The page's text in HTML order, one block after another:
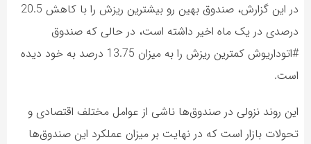
در این گزارش، صندوق بهین رو بیشترین ریزش را با کاهش 20.5
درصدی در یک ماه اخیر داشته است، در حالی که صندوق
#اتوداریوش کمترین ریزش را به میزان 13.75 درصد به خود دیده
است.
این روند نزولی در صندوق‌ها ناشی از عوامل مختلف اقتصادی و
تحولات بازار است که در نهایت بر میزان عملکرد این صندوق‌ها